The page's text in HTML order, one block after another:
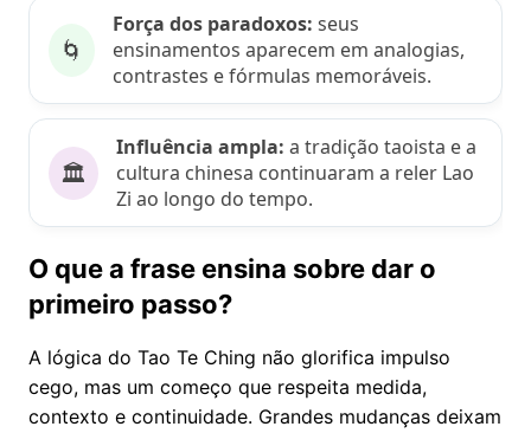
🌀
Força dos paradoxos: seus
ensinamentos aparecem em analogias,
contrastes e fórmulas memoráveis.
🏛️
Influência ampla: a tradição taoista e a
cultura chinesa continuaram a reler Lao
Zi ao longo do tempo.
O que a frase ensina sobre dar o
primeiro passo?
A lógica do Tao Te Ching não glorifica impulso
cego, mas um começo que respeita medida,
contexto e continuidade. Grandes mudanças deixam